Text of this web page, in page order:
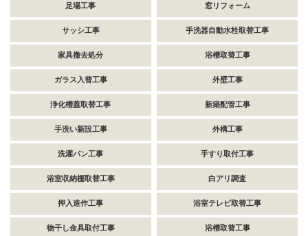
足場工事 窓リフォーム
サッシ工事 手洗器自動水栓取替工事
家具撤去処分 浴槽取替工事
ガラス入替工事 外壁工事
浄化槽蓋取替工事 新築配管工事
手洗い新設工事 外構工事
洗濯パン工事 手すり取付工事
浴室収納棚取替工事 白アリ調査
押入造作工事 浴室テレビ取替工事
物干し金具取付工事 浴槽取替工事